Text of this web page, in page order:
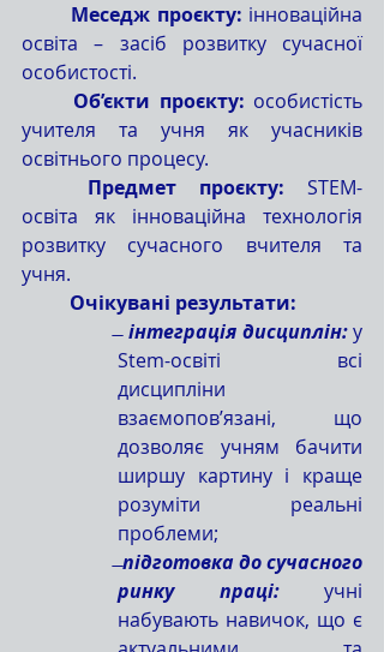
	Меседж проєкту:
інноваційна
освіта – засіб розвитку сучасної
особистості.
	Об’єкти проєкту:
особистість
учителя та учня як учасників
освітнього процесу.
	Предмет проєкту:
STEM-
освіта як інноваційна технологія
розвитку сучасного вчителя та
учня.
	Очікувані результати:
̶ інтеграція дисциплін: у
Stem-освіті всі
дисципліни
взаємопов’язані, що
дозволяє учням бачити
ширшу картину і краще
розуміти реальні
проблеми;
̶ підготовка до сучасного
ринку праці: учні
набувають навичок, що є